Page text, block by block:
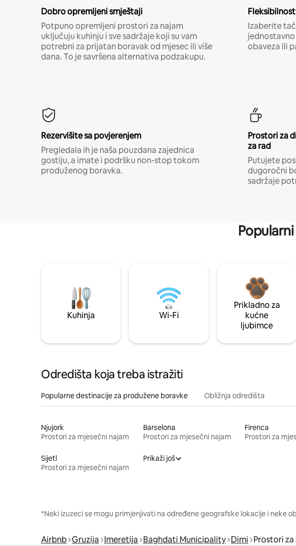
Dobro opremljeni smještaji
Potpuno opremljeni prostori za najam
uključuju kuhinju i sve sadržaje koji su vam
potrebni za prijatan boravak od mjesec ili više
dana. To je savršena alternativa podzakupu.
Izaberite
obaveza ili
Rezervišite sa povjerenjem
Pregledala ih je naša pouzdana zajednica
gostiju, a imate i podršku non-stop tokom
produženog boravka.
Prostori za
za rad
Putujete
dugoročni
sadržaje
Kuhinja Wi-Fi
Prikladno za
kućne
ljubimce
Odredišta koja treba istražiti
Popularne destinacije za produžene boravke Obližnja odredišta
Njujork
Prostori za mjesečni najam
Barselona
Prostori za mjesečni najam
Firenca
Prostori za
Sijetl
Prostori za mjesečni najam
Prikaži još
*Neki izuzeci se mogu primjenjivati na određene geografske lokacije i neke
Airbnb Gruzija Imeretija Baghdati Municipality Dimi Prostori